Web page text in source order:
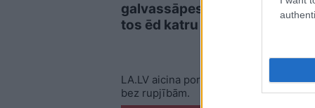
galvassāpes – daudzi
tos ēd katru dienu
LA.LV aicina portāla lietotājus, rakstot
bez rupjībām.